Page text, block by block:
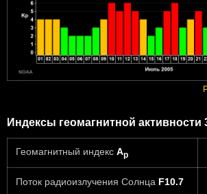
Индексы геомагнитной активности
Геомагнитный индекс Ap
Поток радиоизлучения Солнца F10.7